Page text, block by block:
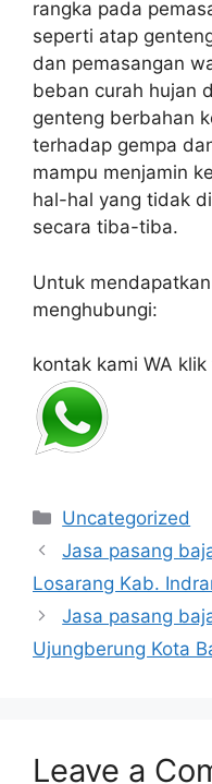
rangka pada
seperti atap
dan pemasangan
beban curah hujan
genteng berbahan
terhadap gempa
mampu menjamin
hal-hal yang tidak
secara tiba-tiba.
Untuk
menghubungi:
kontak kami WA
Categories
Uncategorized
Jasa pasang
Losarang Kab.
Jasa pasang
Ujungberung Kota
Leave a